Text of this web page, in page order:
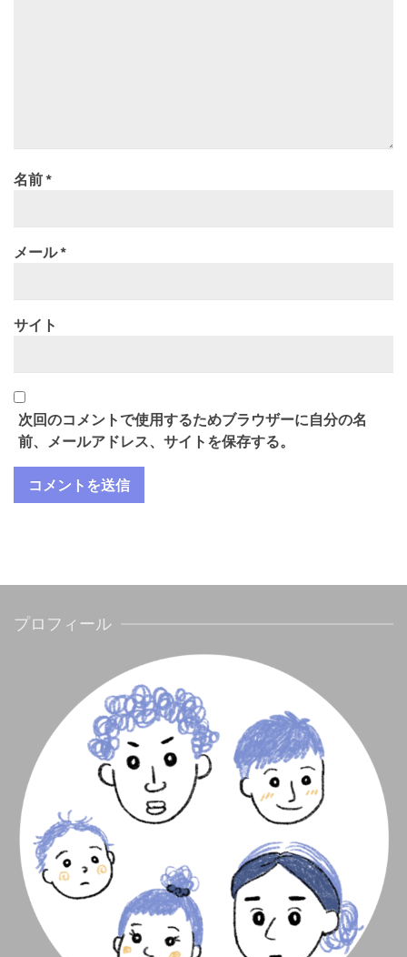
名前*
メール*
サイト
次回のコメントで使用するためブラウザーに自分の名
前、メールアドレス、サイトを保存する。
プロフィール